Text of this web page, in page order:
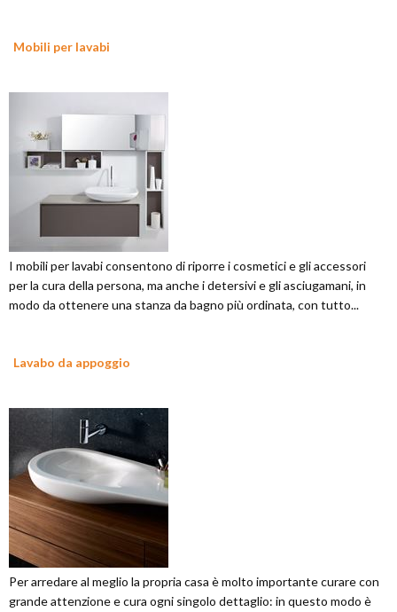
Mobili per lavabi
I mobili per lavabi consentono di riporre i cosmetici e gli accessori
per la cura della persona, ma anche i detersivi e gli asciugamani, in
modo da ottenere una stanza da bagno più ordinata, con tutto...
Lavabo da appoggio
Per arredare al meglio la propria casa è molto importante curare con
grande attenzione e cura ogni singolo dettaglio: in questo modo è